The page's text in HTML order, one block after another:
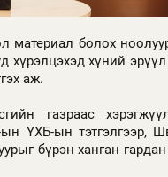
материал болох
хүрэлцэхэд хүний
аж.
газраас
ҮХБ-ын тэтгэлгээр,
бүрэн ханган